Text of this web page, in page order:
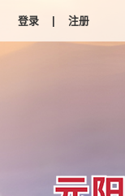
登录 | 注册